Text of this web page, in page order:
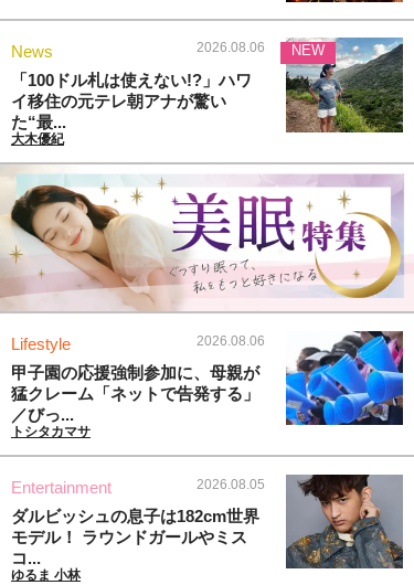
News 2026.08.06
「100ドル札は使えない!?」ハワ
イ移住の元テレ朝アナが驚い
た“最...
大木優紀
NEW
Lifestyle 2026.08.06
甲子園の応援強制参加に、母親が
猛クレーム「ネットで告発する」
／びっ...
トシタカマサ
Entertainment 2026.08.05
ダルビッシュの息子は182cm世界
モデル！ ラウンドガールやミス
コ...
ゆるま 小林